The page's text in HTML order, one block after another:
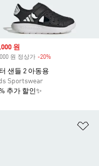
price
원
원 정상가 -20%
샌들 2 아동용
Sportswear
추가 할인✨